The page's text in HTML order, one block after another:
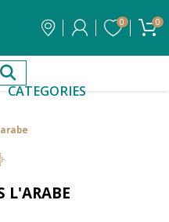
0 0
CATEGORIES
L'ARABE